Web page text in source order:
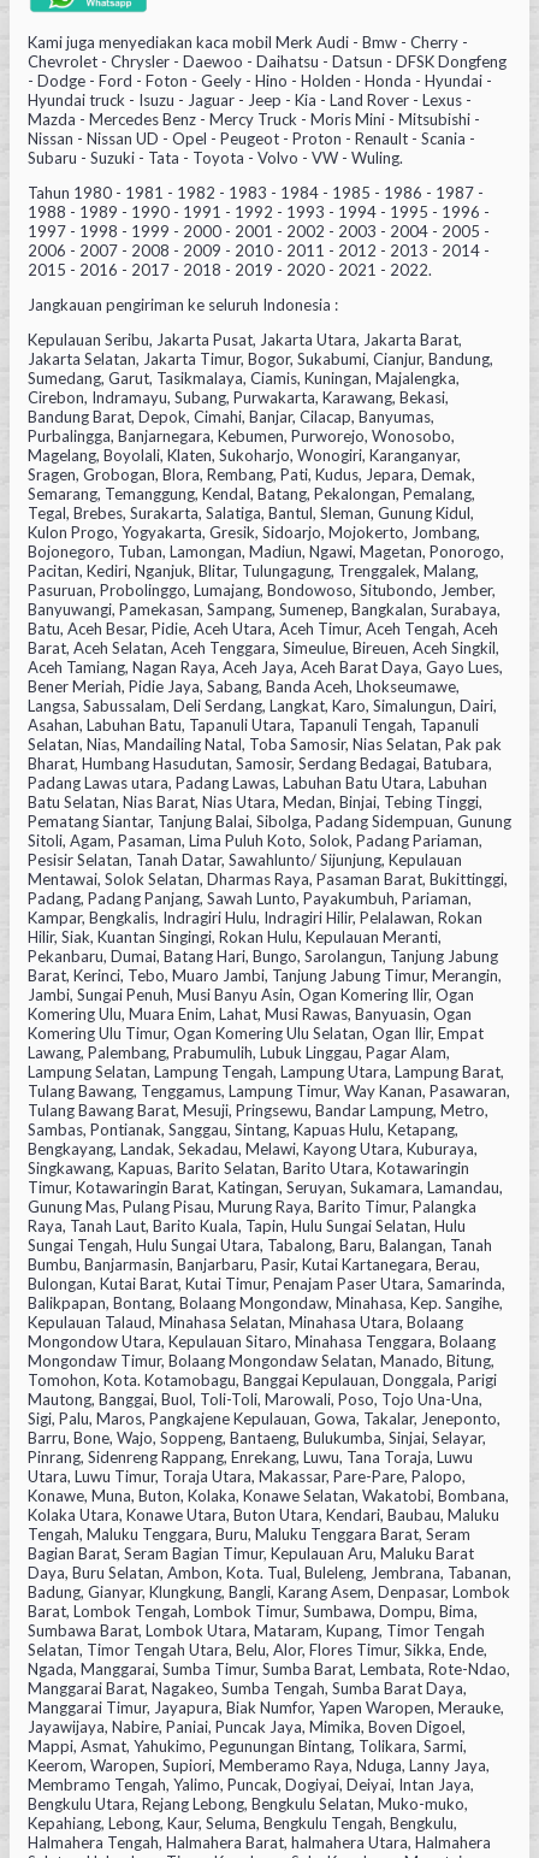
Kami juga menyediakan kaca mobil Merk Audi - Bmw - Cherry -
Chevrolet - Chrysler - Daewoo - Daihatsu - Datsun - DFSK Dongfeng
- Dodge - Ford - Foton - Geely - Hino - Holden - Honda - Hyundai -
Hyundai truck - Isuzu - Jaguar - Jeep - Kia - Land Rover - Lexus -
Mazda - Mercedes Benz - Mercy Truck - Moris Mini - Mitsubishi -
Nissan - Nissan UD - Opel - Peugeot - Proton - Renault - Scania -
Subaru - Suzuki - Tata - Toyota - Volvo - VW - Wuling.
Tahun 1980 - 1981 - 1982 - 1983 - 1984 - 1985 - 1986 - 1987 -
1988 - 1989 - 1990 - 1991 - 1992 - 1993 - 1994 - 1995 - 1996 -
1997 - 1998 - 1999 - 2000 - 2001 - 2002 - 2003 - 2004 - 2005 -
2006 - 2007 - 2008 - 2009 - 2010 - 2011 - 2012 - 2013 - 2014 -
2015 - 2016 - 2017 - 2018 - 2019 - 2020 - 2021 - 2022.
Jangkauan pengiriman ke seluruh Indonesia :
Kepulauan Seribu, Jakarta Pusat, Jakarta Utara, Jakarta Barat,
Jakarta Selatan, Jakarta Timur, Bogor, Sukabumi, Cianjur, Bandung,
Sumedang, Garut, Tasikmalaya, Ciamis, Kuningan, Majalengka,
Cirebon, Indramayu, Subang, Purwakarta, Karawang, Bekasi,
Bandung Barat, Depok, Cimahi, Banjar, Cilacap, Banyumas,
Purbalingga, Banjarnegara, Kebumen, Purworejo, Wonosobo,
Magelang, Boyolali, Klaten, Sukoharjo, Wonogiri, Karanganyar,
Sragen, Grobogan, Blora, Rembang, Pati, Kudus, Jepara, Demak,
Semarang, Temanggung, Kendal, Batang, Pekalongan, Pemalang,
Tegal, Brebes, Surakarta, Salatiga, Bantul, Sleman, Gunung Kidul,
Kulon Progo, Yogyakarta, Gresik, Sidoarjo, Mojokerto, Jombang,
Bojonegoro, Tuban, Lamongan, Madiun, Ngawi, Magetan, Ponorogo,
Pacitan, Kediri, Nganjuk, Blitar, Tulungagung, Trenggalek, Malang,
Pasuruan, Probolinggo, Lumajang, Bondowoso, Situbondo, Jember,
Banyuwangi, Pamekasan, Sampang, Sumenep, Bangkalan, Surabaya,
Batu, Aceh Besar, Pidie, Aceh Utara, Aceh Timur, Aceh Tengah, Aceh
Barat, Aceh Selatan, Aceh Tenggara, Simeulue, Bireuen, Aceh Singkil,
Aceh Tamiang, Nagan Raya, Aceh Jaya, Aceh Barat Daya, Gayo Lues,
Bener Meriah, Pidie Jaya, Sabang, Banda Aceh, Lhokseumawe,
Langsa, Sabussalam, Deli Serdang, Langkat, Karo, Simalungun, Dairi,
Asahan, Labuhan Batu, Tapanuli Utara, Tapanuli Tengah, Tapanuli
Selatan, Nias, Mandailing Natal, Toba Samosir, Nias Selatan, Pak pak
Bharat, Humbang Hasudutan, Samosir, Serdang Bedagai, Batubara,
Padang Lawas utara, Padang Lawas, Labuhan Batu Utara, Labuhan
Batu Selatan, Nias Barat, Nias Utara, Medan, Binjai, Tebing Tinggi,
Pematang Siantar, Tanjung Balai, Sibolga, Padang Sidempuan, Gunung
Sitoli, Agam, Pasaman, Lima Puluh Koto, Solok, Padang Pariaman,
Pesisir Selatan, Tanah Datar, Sawahlunto/ Sijunjung, Kepulauan
Mentawai, Solok Selatan, Dharmas Raya, Pasaman Barat, Bukittinggi,
Padang, Padang Panjang, Sawah Lunto, Payakumbuh, Pariaman,
Kampar, Bengkalis, Indragiri Hulu, Indragiri Hilir, Pelalawan, Rokan
Hilir, Siak, Kuantan Singingi, Rokan Hulu, Kepulauan Meranti,
Pekanbaru, Dumai, Batang Hari, Bungo, Sarolangun, Tanjung Jabung
Barat, Kerinci, Tebo, Muaro Jambi, Tanjung Jabung Timur, Merangin,
Jambi, Sungai Penuh, Musi Banyu Asin, Ogan Komering Ilir, Ogan
Komering Ulu, Muara Enim, Lahat, Musi Rawas, Banyuasin, Ogan
Komering Ulu Timur, Ogan Komering Ulu Selatan, Ogan Ilir, Empat
Lawang, Palembang, Prabumulih, Lubuk Linggau, Pagar Alam,
Lampung Selatan, Lampung Tengah, Lampung Utara, Lampung Barat,
Tulang Bawang, Tenggamus, Lampung Timur, Way Kanan, Pasawaran,
Tulang Bawang Barat, Mesuji, Pringsewu, Bandar Lampung, Metro,
Sambas, Pontianak, Sanggau, Sintang, Kapuas Hulu, Ketapang,
Bengkayang, Landak, Sekadau, Melawi, Kayong Utara, Kuburaya,
Singkawang, Kapuas, Barito Selatan, Barito Utara, Kotawaringin
Timur, Kotawaringin Barat, Katingan, Seruyan, Sukamara, Lamandau,
Gunung Mas, Pulang Pisau, Murung Raya, Barito Timur, Palangka
Raya, Tanah Laut, Barito Kuala, Tapin, Hulu Sungai Selatan, Hulu
Sungai Tengah, Hulu Sungai Utara, Tabalong, Baru, Balangan, Tanah
Bumbu, Banjarmasin, Banjarbaru, Pasir, Kutai Kartanegara, Berau,
Bulongan, Kutai Barat, Kutai Timur, Penajam Paser Utara, Samarinda,
Balikpapan, Bontang, Bolaang Mongondaw, Minahasa, Kep. Sangihe,
Kepulauan Talaud, Minahasa Selatan, Minahasa Utara, Bolaang
Mongondow Utara, Kepulauan Sitaro, Minahasa Tenggara, Bolaang
Mongondaw Timur, Bolaang Mongondaw Selatan, Manado, Bitung,
Tomohon, Kota. Kotamobagu, Banggai Kepulauan, Donggala, Parigi
Mautong, Banggai, Buol, Toli-Toli, Marowali, Poso, Tojo Una-Una,
Sigi, Palu, Maros, Pangkajene Kepulauan, Gowa, Takalar, Jeneponto,
Barru, Bone, Wajo, Soppeng, Bantaeng, Bulukumba, Sinjai, Selayar,
Pinrang, Sidenreng Rappang, Enrekang, Luwu, Tana Toraja, Luwu
Utara, Luwu Timur, Toraja Utara, Makassar, Pare-Pare, Palopo,
Konawe, Muna, Buton, Kolaka, Konawe Selatan, Wakatobi, Bombana,
Kolaka Utara, Konawe Utara, Buton Utara, Kendari, Baubau, Maluku
Tengah, Maluku Tenggara, Buru, Maluku Tenggara Barat, Seram
Bagian Barat, Seram Bagian Timur, Kepulauan Aru, Maluku Barat
Daya, Buru Selatan, Ambon, Kota. Tual, Buleleng, Jembrana, Tabanan,
Badung, Gianyar, Klungkung, Bangli, Karang Asem, Denpasar, Lombok
Barat, Lombok Tengah, Lombok Timur, Sumbawa, Dompu, Bima,
Sumbawa Barat, Lombok Utara, Mataram, Kupang, Timor Tengah
Selatan, Timor Tengah Utara, Belu, Alor, Flores Timur, Sikka, Ende,
Ngada, Manggarai, Sumba Timur, Sumba Barat, Lembata, Rote-Ndao,
Manggarai Barat, Nagakeo, Sumba Tengah, Sumba Barat Daya,
Manggarai Timur, Jayapura, Biak Numfor, Yapen Waropen, Merauke,
Jayawijaya, Nabire, Paniai, Puncak Jaya, Mimika, Boven Digoel,
Mappi, Asmat, Yahukimo, Pegunungan Bintang, Tolikara, Sarmi,
Keerom, Waropen, Supiori, Memberamo Raya, Nduga, Lanny Jaya,
Membramo Tengah, Yalimo, Puncak, Dogiyai, Deiyai, Intan Jaya,
Bengkulu Utara, Rejang Lebong, Bengkulu Selatan, Muko-muko,
Kepahiang, Lebong, Kaur, Seluma, Bengkulu Tengah, Bengkulu,
Halmahera Tengah, Halmahera Barat, halmahera Utara, Halmahera